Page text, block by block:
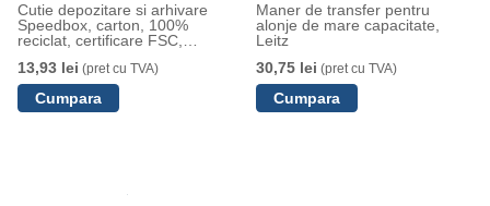
Cutie depozitare si arhivare
Speedbox, carton, 100%
reciclat, certificare FSC,
13,93 lei (pret cu TVA)
Maner de transfer pentru
alonje de mare capacitate,
Leitz
30,75 lei (pret cu TVA)